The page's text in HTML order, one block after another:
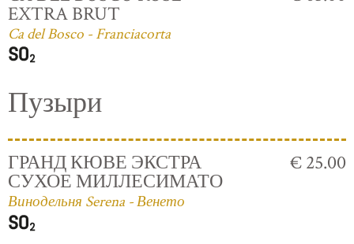
EXTRA BRUT
Ca del Bosco - Franciacorta
Пузыри
ГРАНД КЮВЕ ЭКСТРА
СУХОЕ МИЛЛЕСИМАТО
Винодельня Serena - Венето
€ 25.00